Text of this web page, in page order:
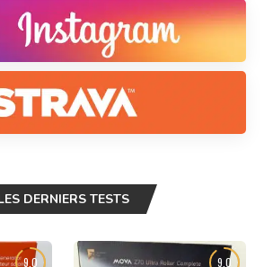
DERNIERS TESTS
9.0 9.0